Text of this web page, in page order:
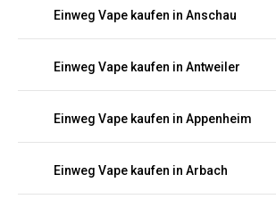
Einweg Vape kaufen in Anschau
Einweg Vape kaufen in Antweiler
Einweg Vape kaufen in Appenheim
Einweg Vape kaufen in Arbach